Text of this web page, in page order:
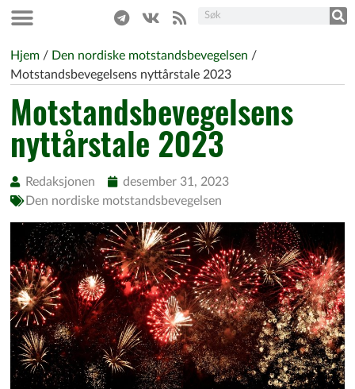
Hjem / Den nordiske motstandsbevegelsen /
Motstandsbevegelsens nyttårstale 2023
Motstandsbevegelsens
nyttårstale 2023
Redaksjonen
desember 31, 2023
Den nordiske motstandsbevegelsen